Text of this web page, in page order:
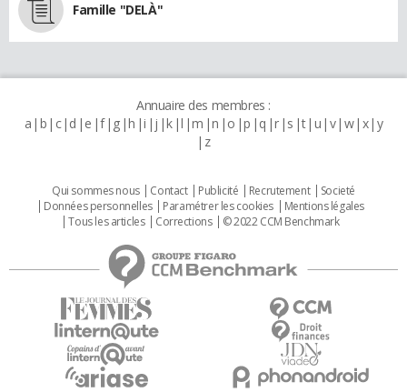
Famille "DELÀ"
Annuaire des membres :
a b c d e f g h i j k l m n o p q r s t u v w x y
z
Qui sommes nous Contact Publicité Recrutement
Societé
Données personnelles
Paramétrer les cookies
Mentions légales
Tous les articles
Corrections © 2022 CCM Benchmark